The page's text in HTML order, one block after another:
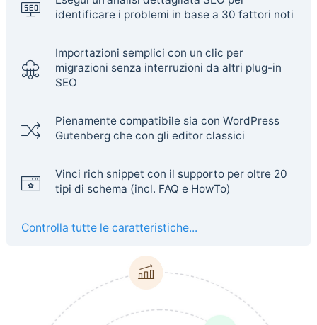
identificare i problemi in base a 30 fattori noti
Importazioni semplici con un clic per
migrazioni senza interruzioni da altri plug-in
SEO
Pienamente compatibile sia con WordPress
Gutenberg che con gli editor classici
Vinci rich snippet con il supporto per oltre 20
tipi di schema (incl. FAQ e HowTo)
Controlla tutte le caratteristiche...